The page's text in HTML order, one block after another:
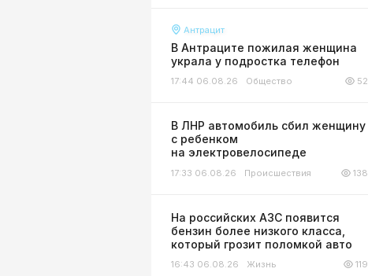
Антрацит
В Антраците пожилая женщина
украла у подростка телефон
17:44 06.08.26 Общество 52
В ЛНР автомобиль сбил женщину
с ребенком
на электровелосипеде
17:33 06.08.26 Происшествия 138
На российских АЗС появится
бензин более низкого класса,
который грозит поломкой авто
16:43 06.08.26 Жизнь 119